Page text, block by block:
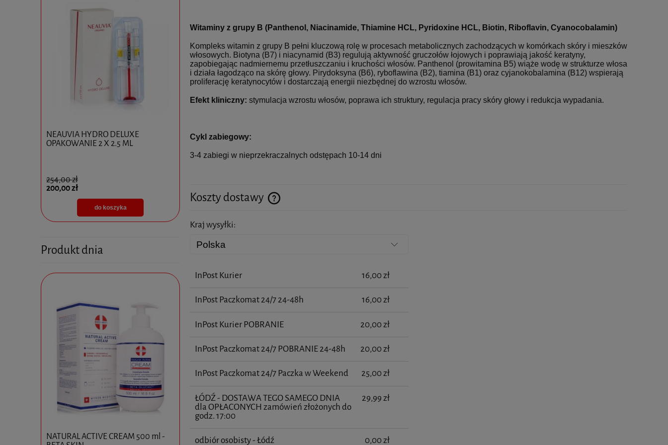
NEAUVIA HYDRO DELUXE
OPAKOWANIE 2 X 2.5 ML
254,00 zł
200,00 zł
do koszyka
Ejal 40 1 x 2ml - MediXa - 5 opakowań
Produkt dnia
NATURAL ACTIVE CREAM 500 ml -
X 5ML
MCCM - GLUTATHIONE 1X5 ml
Witaminy z grupy B (Panthenol, Niacinamide, Thiamine HCL, Pyridoxine HCL, Biotin, Riboflavin, Cyanocobalamin)
Kompleks witamin z grupy B pełni kluczową rolę w procesach metabolicznych zachodzących w komórkach skóry i mieszków
włosowych. Biotyna (B7) i niacynamid (B3) regulują aktywność gruczołów łojowych i poprawiają jakość keratyny,
zapobiegając nadmiernemu przetłuszczaniu i kruchości włosów. Panthenol (prowitamina B5) wiąże wodę w strukturze włosa
i działa łagodząco na skórę głowy. Pirydoksyna (B6), ryboflawina (B2), tiamina (B1) oraz cyjanokobalamina (B12) wspierają
proliferację keratynocytów i dostarczają energii niezbędnej do wzrostu włosów.
Efekt kliniczny: stymulacja wzrostu włosów, poprawa ich struktury, regulacja pracy skóry głowy i redukcja wypadania.
Cykl zabiegowy:
3-4 zabiegi w nieprzekraczalnych odstępach 10-14 dni
Koszty dostawy
Kraj wysyłki:
InPost Kurier 16,00 zł
InPost Paczkomat 24/7 24-48h 16,00 zł
InPost Kurier POBRANIE 20,00 zł
InPost Paczkomat 24/7 POBRANIE 24-48h 20,00 zł
InPost Paczkomat 24/7 Paczka w Weekend 25,00 zł
ŁÓDŹ - DOSTAWA TEGO SAMEGO DNIA
dla OPŁACONYCH zamówień złożonych do
godz. 17:00
29,99 zł
odbiór osobisty - Łódź 0,00 zł